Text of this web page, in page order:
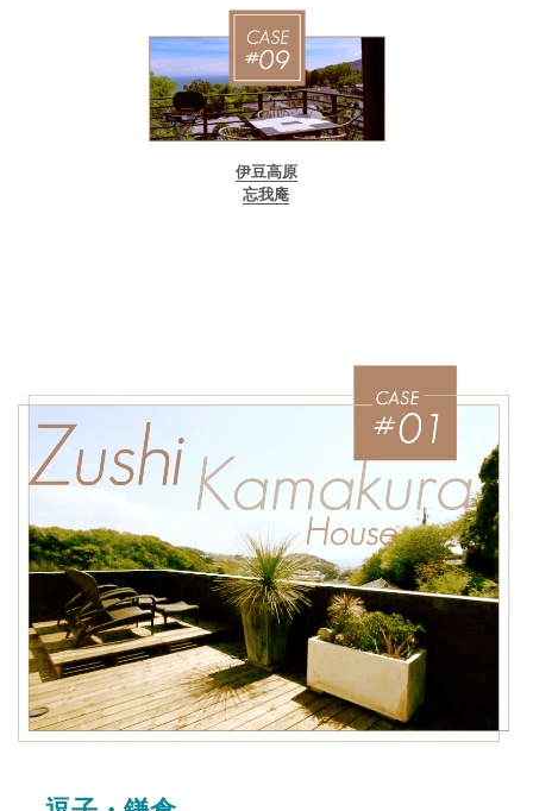
伊豆高原
忘我庵